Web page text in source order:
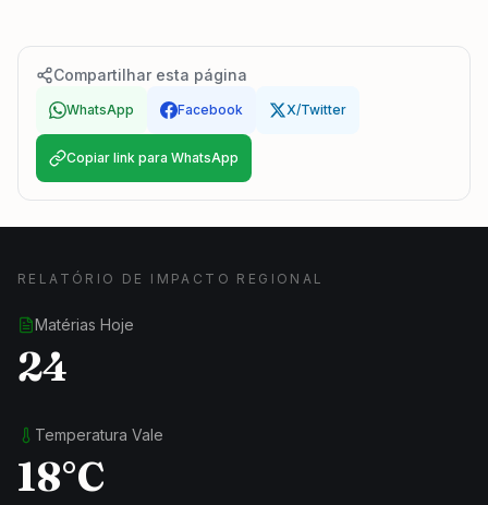
Compartilhar esta página
WhatsApp Facebook X/Twitter
Copiar link para WhatsApp
RELATÓRIO DE IMPACTO REGIONAL
Matérias Hoje
24
Temperatura Vale
18°C